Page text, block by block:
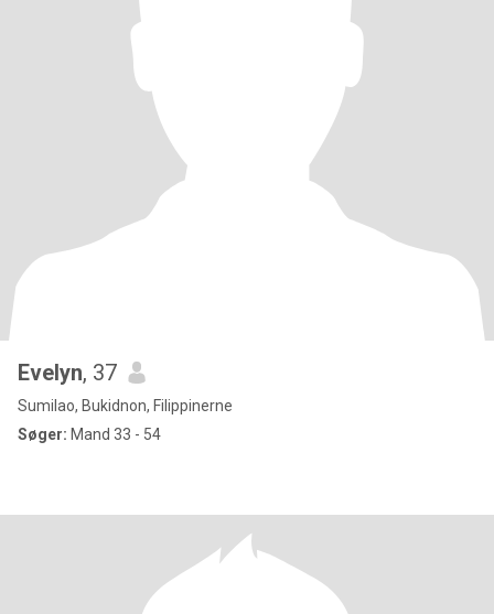
Evelyn, 37
Sumilao, Bukidnon, Filippinerne
Søger: Mand 33 - 54